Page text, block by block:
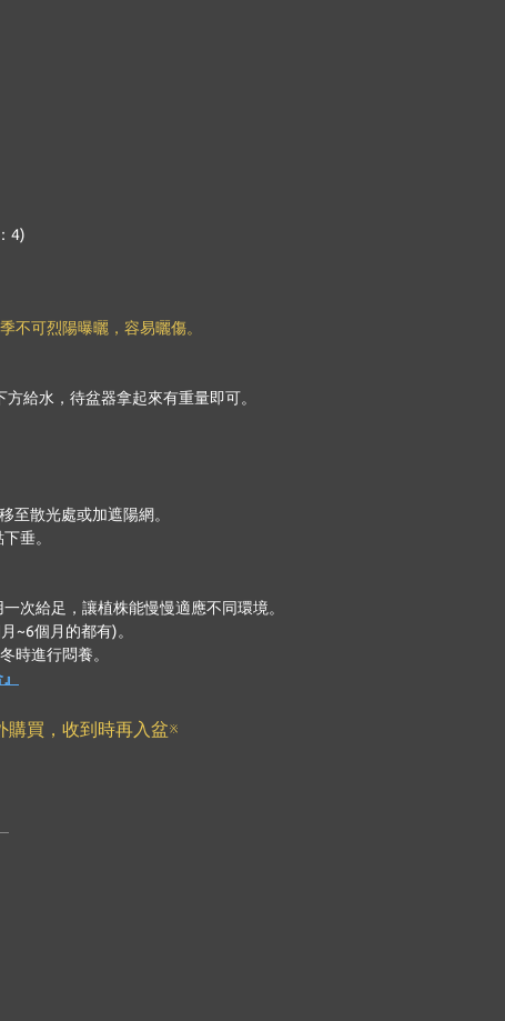
4)
不可烈陽曝曬，容易曬傷。
給水，待盆器拿起來有重量即可。
至散光處或加遮陽網。
垂。
次給足，讓植株能慢慢適應不同環境。
~6個月的都有)。
時進行悶養。
購買，收到時再入盆※